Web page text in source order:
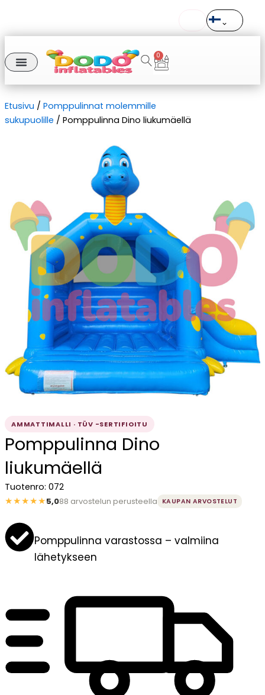
0
Cart
Etusivu / Pomppulinnat molemmille
sukupuolille / Pomppulinna Dino liukumäellä
AMMATTIMALLI · TÜV -SERTIFIOITU
Pomppulinna Dino
liukumäellä
Tuotenro: 072
★★★★★5,088 arvostelun perusteella KAUPAN ARVOSTELUT
Pomppulinna varastossa – valmiina
lähetykseen